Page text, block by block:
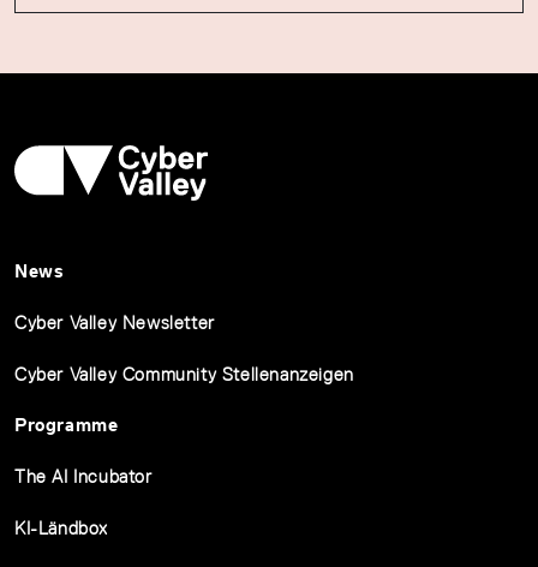
News
Cyber Valley Newsletter
Cyber Valley Community Stellenanzeigen
Programme
The AI Incubator
KI-Ländbox